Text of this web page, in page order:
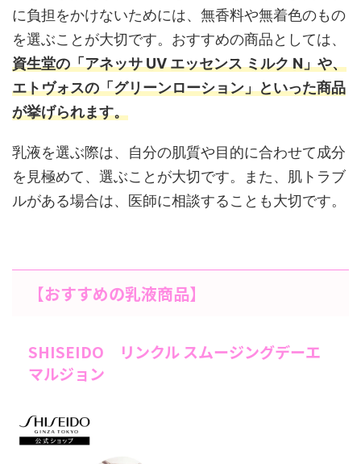
に負担をかけないためには、無香料や無着色のもの
を選ぶことが大切です。おすすめの商品としては、
資生堂の「アネッサ UV エッセンス ミルク N」や、
エトヴォスの「グリーンローション」といった商品
が挙げられます。
乳液を選ぶ際は、自分の肌質や目的に合わせて成分
を見極めて、選ぶことが大切です。また、肌トラブ
ルがある場合は、医師に相談することも大切です。
【おすすめの乳液商品】
SHISEIDO リンクル スムージングデーエ
マルジョン